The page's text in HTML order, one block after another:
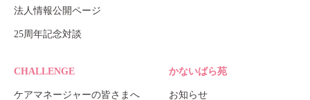
法人情報公開ページ
25周年記念対談
CHALLENGE
ケアマネージャーの皆さまへ
かないばら苑
お知らせ